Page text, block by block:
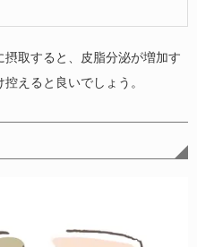
取すると、皮脂分泌が増加す
えると良いでしょう。